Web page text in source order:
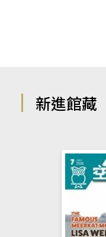
新進館藏